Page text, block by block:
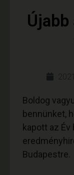
Boldog
bennünket,
kapott az
Budapestre.